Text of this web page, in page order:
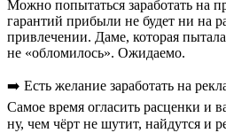
Можно попытаться заработать на
гарантий прибыли не будет ни на
привлечении. Даме, которая
не «обломилось». Ожидаемо.
➡️ Есть желание заработать на
Самое время огласить расценки и
ну, чем чёрт не шутит, найдутся и